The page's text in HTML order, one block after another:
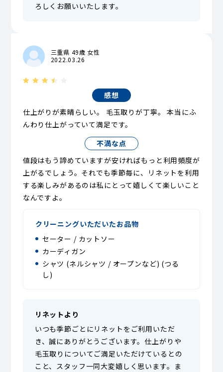
ろしくお願いいたします。
三重県 49歳 女性
2022.03.26
感想
仕上がりが素晴らしい。 毛玉取りが丁寧。 本当にふ
んわり仕上がっていて満足です。
不満な点
値段はもう諦めていますが安ければもっと利用頻度が
上がるでしょう。それでも季節毎に、リネットを利用
する楽しみがあるのは私にとって嬉しくて楽しいこと
なんですよ。
クリーニングいただいたお品物
セーター / カットソー
カーディガン
シャツ (ネルシャツ / オープンなど) (つる
し)
リネットより
いつも季節ごとにリネットをご利用いただ
き、誠にありがとうございます。仕上がりや
毛玉取りについてご満足いただけているとの
こと、スタッフ一同大変嬉しく思います。ま